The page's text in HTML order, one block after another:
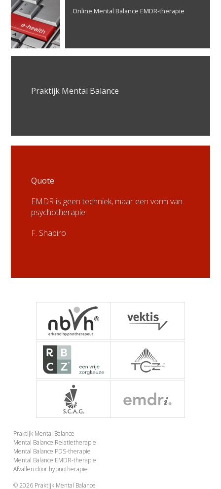
Online Mental Balance EMDR-therapie
Praktijk Mental Balance
Quote
EMDR is geen techniek, maar een vorm van
psychotherapie.
F. Shapiro
NBVH - Nederlandse
RBCZ - Register
SCAG -
Praktijk Mental Balance
Mental Balance Relatietherapie
Mental Balance PDS-therapie
Mental Balance EMDR-therapie
Afvallen door hypnotherapie
© 2026 Praktijk Mental Balance